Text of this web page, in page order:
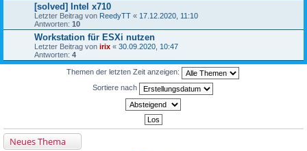
[solved] Intel x710
Letzter Beitrag von ReedyTT « 17.12.2020, 11:10
Antworten: 10
Workstation für ESXi nutzen
Letzter Beitrag von irix « 30.09.2020, 10:47
Antworten: 4
Themen der letzten Zeit anzeigen:
Sortiere nach
Neues Thema